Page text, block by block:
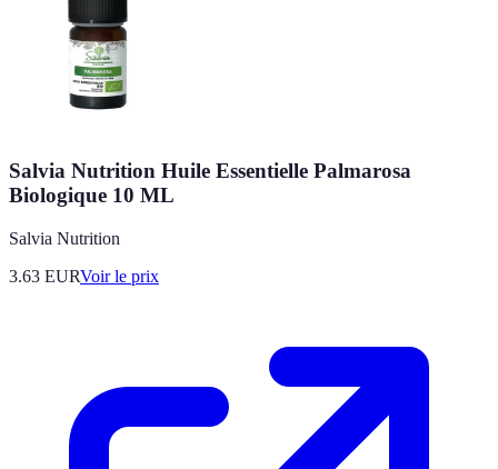
Salvia Nutrition Huile Essentielle Palmarosa
Biologique 10 ML
Salvia Nutrition
3.63 EURVoir le prix